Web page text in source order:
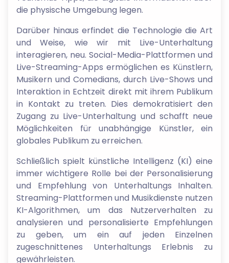
die physische Umgebung legen.
Darüber hinaus erfindet die Technologie die Art
und Weise, wie wir mit Live-Unterhaltung
interagieren, neu. Social-Media-Plattformen und
Live-Streaming-Apps ermöglichen es Künstlern,
Musikern und Comedians, durch Live-Shows und
Interaktion in Echtzeit direkt mit ihrem Publikum
in Kontakt zu treten. Dies demokratisiert den
Zugang zu Live-Unterhaltung und schafft neue
Möglichkeiten für unabhängige Künstler, ein
globales Publikum zu erreichen.
Schließlich spielt künstliche Intelligenz (KI) eine
immer wichtigere Rolle bei der Personalisierung
und Empfehlung von Unterhaltungs Inhalten.
Streaming-Plattformen und Musikdienste nutzen
KI-Algorithmen, um das Nutzerverhalten zu
analysieren und personalisierte Empfehlungen
zu geben, um ein auf jeden Einzelnen
zugeschnittenes Unterhaltungs Erlebnis zu
gewährleisten.